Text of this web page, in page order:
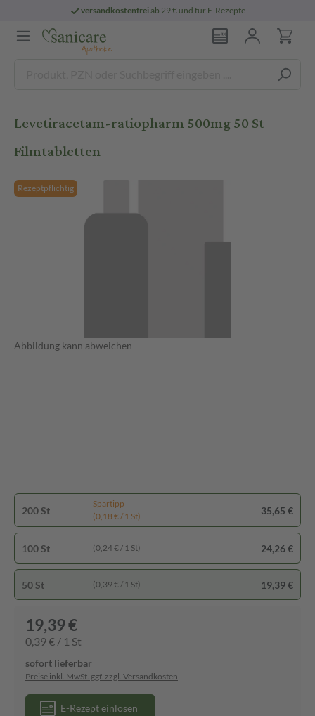
versandkostenfreiab 29 € und für E-Rezepte
Levetiracetam-ratiopharm 500mg 50 St
Filmtabletten
Rezeptpflichtig
Abbildung kann abweichen
200 St
Spartipp
(0,18 € / 1 St)
35,65 €
100 St (0,24 € / 1 St) 24,26 €
50 St (0,39 € / 1 St) 19,39 €
19,39 €
0,39 € / 1 St
sofort lieferbar
Preise inkl. MwSt. ggf. zzgl. Versandkosten
E-Rezept einlösen